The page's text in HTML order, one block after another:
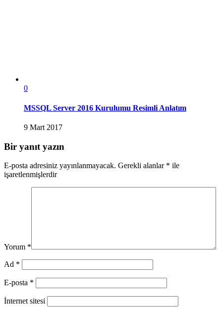
0
MSSQL Server 2016 Kurulumu Resimli Anlatım
9 Mart 2017
Bir yanıt yazın
E-posta adresiniz yayınlanmayacak. Gerekli alanlar * ile
işaretlenmişlerdir
Yorum *
Ad *
E-posta *
İnternet sitesi